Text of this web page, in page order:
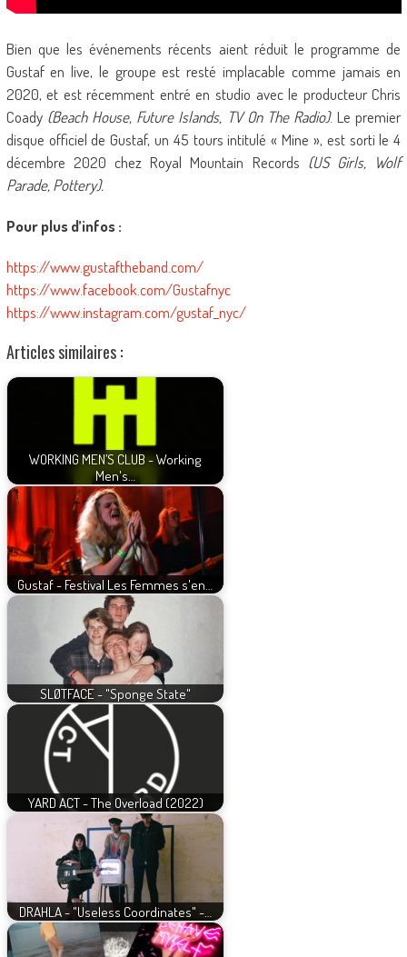
Bien que les événements récents aient réduit le programme de
Gustaf en live, le groupe est resté implacable comme jamais en
2020, et est récemment entré en studio avec le producteur Chris
Coady (Beach House, Future Islands, TV On The Radio). Le premier
disque officiel de Gustaf, un 45 tours intitulé « Mine », est sorti le 4
décembre 2020 chez Royal Mountain Records (US Girls, Wolf
Parade, Pottery).
Pour plus d’infos :
https://www.gustaftheband.com/
https://www.facebook.com/Gustafnyc
https://www.instagram.com/gustaf_nyc/
Articles similaires :
WORKING MEN’S CLUB - Working
Men's…
Gustaf - Festival Les Femmes s'en…
SLØTFACE - "Sponge State"
YARD ACT - The Overload (2022)
DRAHLA - "Useless Coordinates" -…